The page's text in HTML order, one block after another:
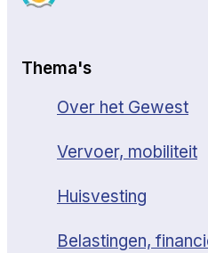
Thema's
Over het Gewest
Vervoer, mobiliteit
Huisvesting
Belastingen,